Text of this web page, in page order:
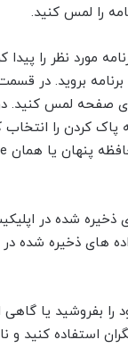
را لمس کنید.
مورد نظر را
برنامه بروید. در
صفحه لمس
پاک کردن را انتخاب
پنهان یا همان
های ذخیره شده
را بفروشید یا گاهی
استفاده کنید و